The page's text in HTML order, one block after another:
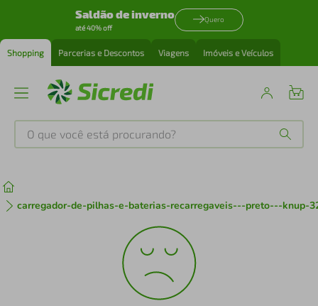
Saldão de inverno
até 40% off
Quero
Shopping Parcerias e Descontos Viagens Imóveis e Veículos
O que você está procurando?
carregador-de-pilhas-e-baterias-recarregaveis---preto---knup-
tenis